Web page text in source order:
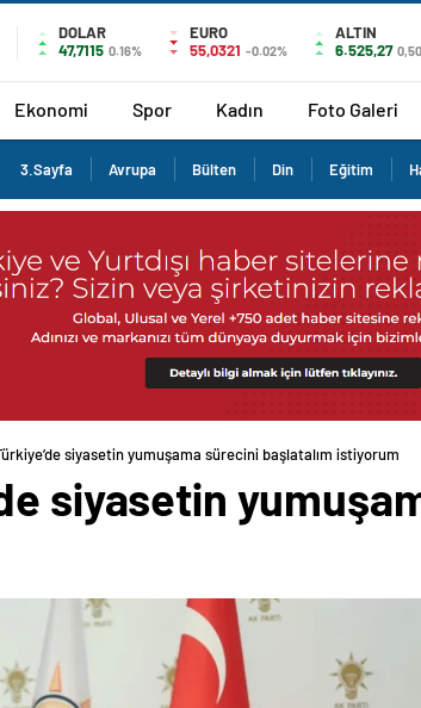
DOLAR
47,7115 0.16%
EURO
55,0321 -0.02%
ALTIN
6.525,27 0,50
Ekonomi Spor Kadın Foto Galeri
3.Sayfa Avrupa Bülten Din Eğitim
siyasetin yumuşama sürecini başlatalım istiyorum
siyasetin